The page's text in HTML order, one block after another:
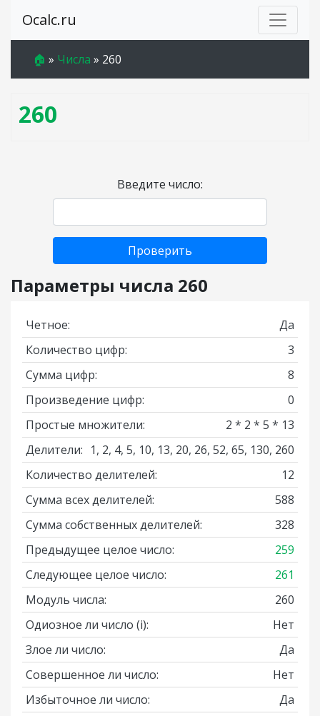
Ocalc.ru
🏠 » Числа » 260
260
Введите число:
Проверить
Параметры числа 260
Четное:
Да
Количество цифр:
3
Сумма цифр:
8
Произведение цифр:
0
Простые множители:
2 * 2 * 5 * 13
Делители: 1, 2, 4, 5, 10, 13, 20, 26, 52, 65, 130, 260
Количество делителей:
12
Сумма всех делителей:
588
Сумма собственных делителей:
328
Предыдущее целое число:
259
Следующее целое число:
261
Модуль числа:
260
Одиозное ли число (i):
Нет
Злое ли число:
Да
Совершенное ли число:
Нет
Избыточное ли число:
Да